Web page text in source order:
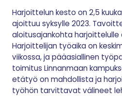
Harjoittelun kesto on 2,5
ajoittuu syksylle 2023.
aloitusajankohta harjoittelulle
Harjoittelijan työaika on
viikossa, ja pääasiallinen
toimitus Linnanmaan
etätyö on mahdollista ja
työhön tarvittavat välineet